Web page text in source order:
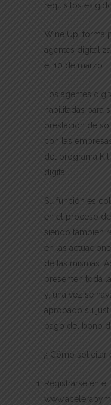
requisitos
Wine Up! forma
agentes
el 10 de marzo.
Los agentes
habilitadas para
prestación de
con las
del programa
digital.
Su función es
en el proceso
siendo también
en las
de las mismas.
presenten toda
y, una vez se
aprobado su
pago del bono
¿ Cómo solicitar
Registrarse en